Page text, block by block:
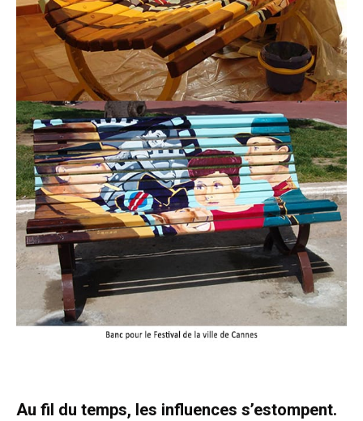
Au fil du temps, les influences s’estompent.